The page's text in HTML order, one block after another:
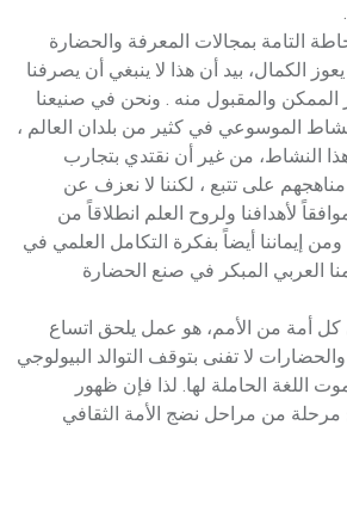
التامة بمجالات المعرفة والحضارة
يعوز الكمال، بيد أن هذا لا ينبغي أن يصرفنا
الممكن والمقبول منه . ونحن في صنيعنا
الموسوعي في كثير من بلدان العالم ،
النشاط، من غير أن نقتدي بتجارب
على تتبع ، لكننا لا نعزف عن
لأهدافنا ولروح العلم انطلاقاً من
، ومن إيماننا أيضاً بفكرة التكامل العلمي في
العربي المبكر في صنع الحضارة
أمة من الأمم، هو عمل يلحق اتساع
لا تفنى بتوقف التوالد البيولوجي
اللغة الحاملة لها. لذا فإن ظهور
من مراحل نضج الأمة الثقافي